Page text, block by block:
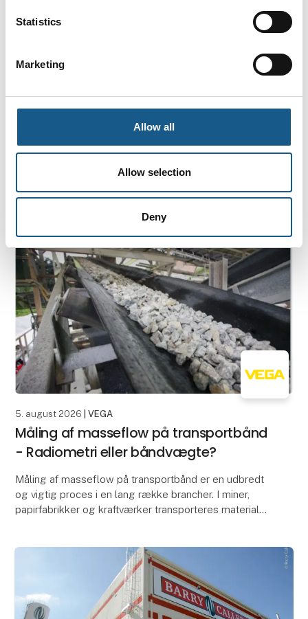
Statistics
Marketing
Allow all
Allow selection
Deny
Seneste artikler og nyheder
5. august 2026 | VEGA
Måling af masseflow på transportbånd
- Radiometri eller båndvægte?
Måling af masseflow på transportbånd er en udbredt
og vigtig proces i en lang række brancher. I miner,
papirfabrikker og kraftværker transporteres materialer